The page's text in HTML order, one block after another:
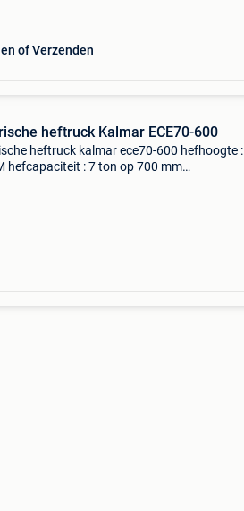
of Verzenden
heftruck Kalmar ECE70-600
heftruck kalmar ece70-600 hefhoogte :
hefcapaciteit : 7 ton op 700 mm